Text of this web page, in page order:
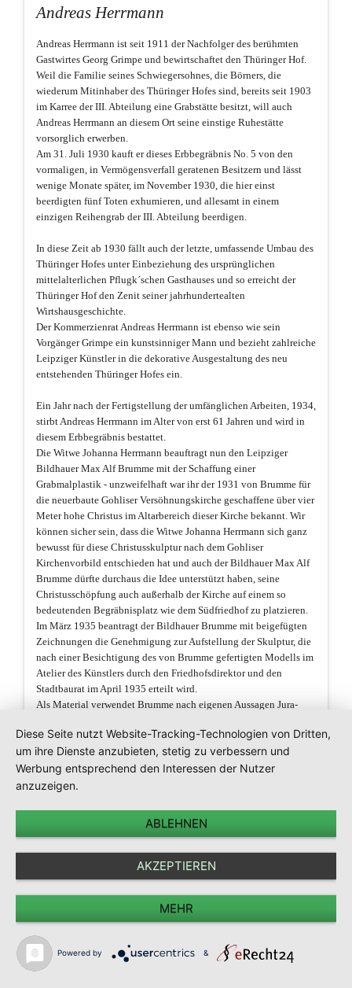
Andreas Herrmann
Andreas Herrmann ist seit 1911 der Nachfolger des berühmten
Gastwirtes Georg Grimpe und bewirtschaftet den Thüringer Hof.
Weil die Familie seines Schwiegersohnes, die Börners, die
wiederum Mitinhaber des Thüringer Hofes sind, bereits seit 1903
im Karree der III. Abteilung eine Grabstätte besitzt, will auch
Andreas Herrmann an diesem Ort seine einstige Ruhestätte
vorsorglich erwerben.
Am 31. Juli 1930 kauft er dieses Erbbegräbnis No. 5 von den
vormaligen, in Vermögensverfall geratenen Besitzern und lässt
wenige Monate später, im November 1930, die hier einst
beerdigten fünf Toten exhumieren, und allesamt in einem
einzigen Reihengrab der III. Abteilung beerdigen.
In diese Zeit ab 1930 fällt auch der letzte, umfassende Umbau des
Thüringer Hofes unter Einbeziehung des ursprünglichen
mittelalterlichen Pflugk´schen Gasthauses und so erreicht der
Thüringer Hof den Zenit seiner jahrhundertealten
Wirtshausgeschichte.
Der Kommerzienrat Andreas Herrmann ist ebenso wie sein
Vorgänger Grimpe ein kunstsinniger Mann und bezieht zahlreiche
Leipziger Künstler in die dekorative Ausgestaltung des neu
entstehenden Thüringer Hofes ein.
Ein Jahr nach der Fertigstellung der umfänglichen Arbeiten, 1934,
stirbt Andreas Herrmann im Alter von erst 61 Jahren und wird in
diesem Erbbegräbnis bestattet.
Die Witwe Johanna Herrmann beauftragt nun den Leipziger
Bildhauer Max Alf Brumme mit der Schaffung einer
Grabmalplastik - unzweifelhaft war ihr der 1931 von Brumme für
die neuerbaute Gohliser Versöhnungskirche geschaffene über vier
Meter hohe Christus im Altarbereich dieser Kirche bekannt. Wir
können sicher sein, dass die Witwe Johanna Herrmann sich ganz
bewusst für diese Christusskulptur nach dem Gohliser
Kirchenvorbild entschieden hat und auch der Bildhauer Max Alf
Brumme dürfte durchaus die Idee unterstützt haben, seine
Christusschöpfung auch außerhalb der Kirche auf einem so
bedeutenden Begräbnisplatz wie dem Südfriedhof zu platzieren.
Im März 1935 beantragt der Bildhauer Brumme mit beigefügten
Zeichnungen die Genehmigung zur Aufstellung der Skulptur, die
nach einer Besichtigung des von Brumme gefertigten Modells im
Atelier des Künstlers durch den Friedhofsdirektor und den
Stadtbaurat im April 1935 erteilt wird.
Als Material verwendet Brumme nach eigenen Aussagen Jura-
und die Herstellungskosten veranschlagt er auf 4000 Reichsmark.
Im November 1935 ist die vollendete Christusfigur auf dieser
Grabstätte aufgestellt.
verweisen auf ein Schweben.
Reich Gottes und wir können hier gleichsam auch eine Segnung
der Toten als auch der Lebenden vermuten.
Sein leidvoll gezeichnetes Gesicht steht im deutlichen Kontrast
zu dem faltenreichen Gewand, das diesem Christus auch eine
königliche Würde verleiht.
Dieser Christus hat eine ungemein breite Botschaft – er ist auch
der Tröstende, der Versöhnende, der Vergebende und der
verheißende Erlöser.
Diese Seite nutzt Website-Tracking-Technologien von Dritten,
um ihre Dienste anzubieten, stetig zu verbessern und
Werbung entsprechend den Interessen der Nutzer
anzuzeigen.
ABLEHNEN
AKZEPTIEREN
MEHR
Powered by &